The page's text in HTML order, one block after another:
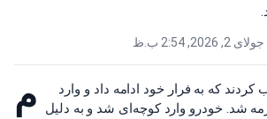
جولای 2, 2026, 2:54 ب.ظ
م
کردند که به فرار خود ادامه داد و وارد
شد. خودرو وارد کوچه‌ای شد و به دلیل